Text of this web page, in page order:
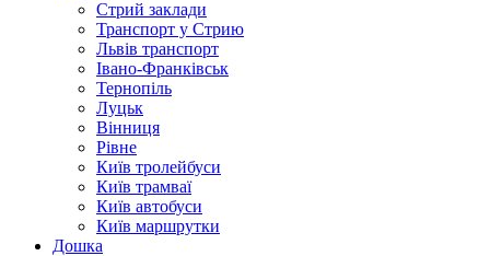
Стрий заклади
Транспорт у Стрию
Львів транспорт
Івано-Франківськ
Тернопіль
Луцьк
Вінниця
Рівне
Київ тролейбуси
Київ трамваї
Київ автобуси
Київ маршрутки
Дошка